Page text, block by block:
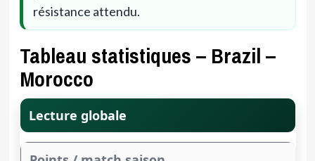
résistance attendu.
Tableau statistiques – Brazil –
Morocco
Lecture globale